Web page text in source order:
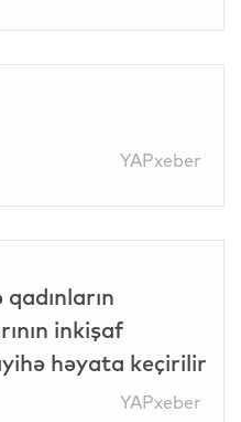
YAPxeber
inkişaf
həyata keçirilir
YAPxeber